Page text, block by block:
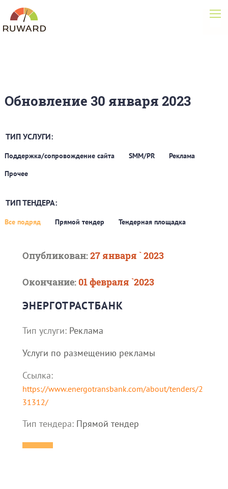
Обновление 30 января 2023
ТИП УСЛУГИ:
Поддержка/сопровождение сайта SMM/PR
Реклама
Прочее
ТИП ТЕНДЕРА:
Все подряд Прямой тендер Тендерная площадка
Опубликован:27 января ` 2023
Окончание:01 февраля `2023
ЭНЕРГОТРАСТБАНК
Тип услуги: Реклама
Услуги по размещению рекламы
Ссылка:
https://www.energotransbank.com/about/tenders/2
31312/
Тип тендера: Прямой тендер